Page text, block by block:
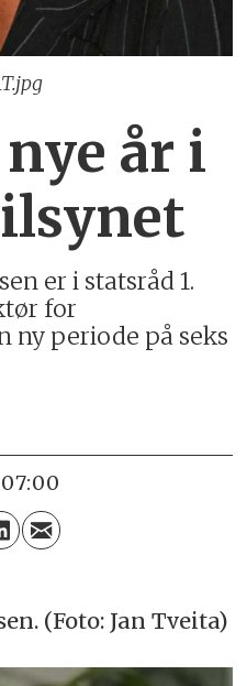
år i
er i statsråd 1.
for
ny periode på seks
07:00
(Foto: Jan Tveita)